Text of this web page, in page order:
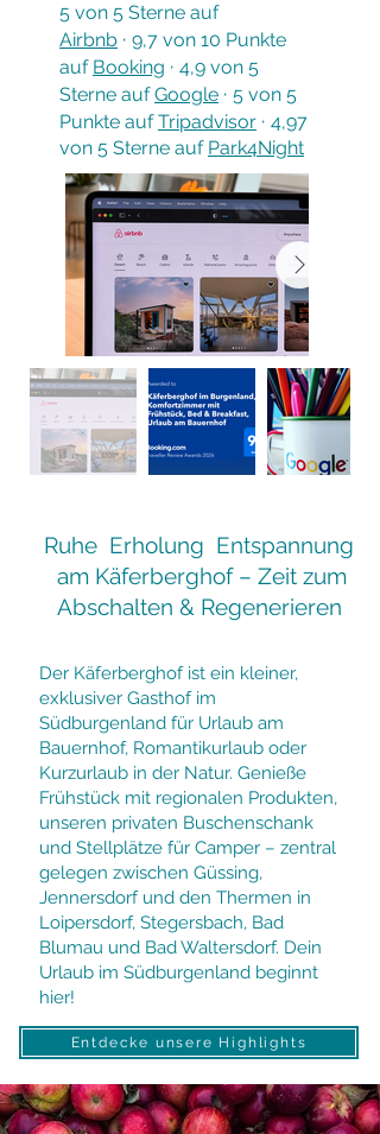
5 von 5 Sterne auf
Airbnb · 9,7 von 10 Punkte
auf Booking · 4,9 von 5
Sterne aufGoogle · 5 von 5
Punkte aufTripadvisor · 4,97
von 5 Sterne auf Park4Night
Ruhe Erholung Entspannung
am Käferberghof – Zeit zum
Abschalten & Regenerieren
Der Käferberghof ist ein kleiner,
exklusiver Gasthof im
Südburgenland für Urlaub am
Bauernhof, Romantikurlaub oder
Kurzurlaub in der Natur. Genieße
Frühstück mit regionalen Produkten,
unseren privaten Buschenschank
und Stellplätze für Camper – zentral
gelegen zwischen Güssing,
Jennersdorf und den Thermen in
Loipersdorf, Stegersbach, Bad
Blumau und Bad Waltersdorf. Dein
Urlaub im Südburgenland beginnt
hier!
Entdecke unsere Highlights